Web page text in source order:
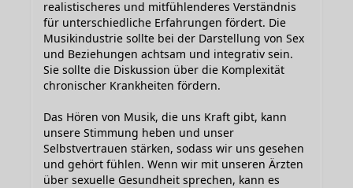
realistischeres und mitfühlenderes Verständnis
für unterschiedliche Erfahrungen fördert. Die
Musikindustrie sollte bei der Darstellung von Sex
und Beziehungen achtsam und integrativ sein.
Sie sollte die Diskussion über die Komplexität
chronischer Krankheiten fördern.
Das Hören von Musik, die uns Kraft gibt, kann
unsere Stimmung heben und unser
Selbstvertrauen stärken, sodass wir uns gesehen
und gehört fühlen. Wenn wir mit unseren Ärzten
über sexuelle Gesundheit sprechen, kann es